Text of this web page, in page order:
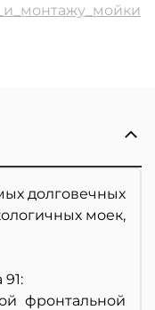
долговечных
моек,
фронтальной